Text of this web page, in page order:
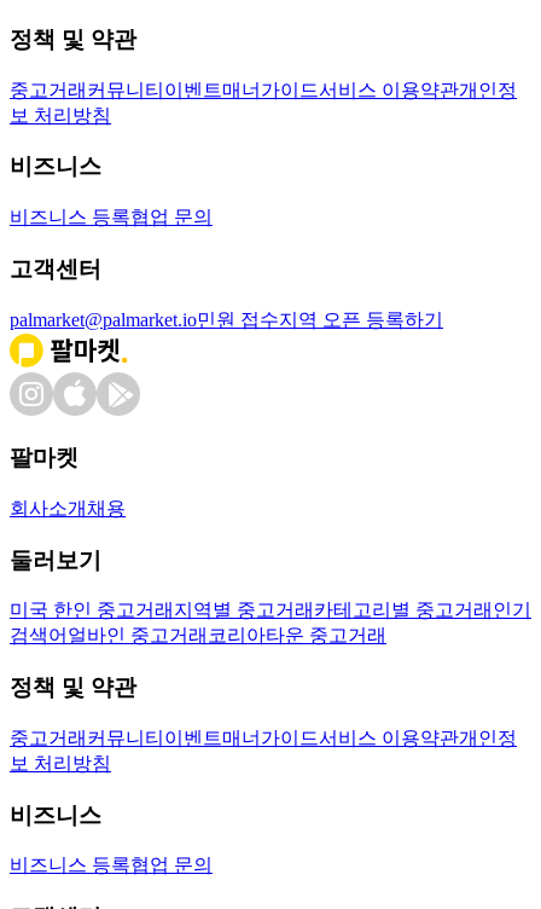
정책 및 약관
중고거래 커뮤니티 이벤트매너가이드서비스 이용약관개인정
보 처리방침
비즈니스
비즈니스 등록협업 문의
고객센터
palmarket@palmarket.io민원 접수지역 오픈 등록하기
팔마켓
회사소개 채용
둘러보기
미국 한인 중고거래 지역별 중고거래 카테고리별 중고거래 인기
검색어 얼바인 중고거래 코리아타운 중고거래
정책 및 약관
중고거래 커뮤니티 이벤트매너가이드서비스 이용약관개인정
보 처리방침
비즈니스
비즈니스 등록협업 문의